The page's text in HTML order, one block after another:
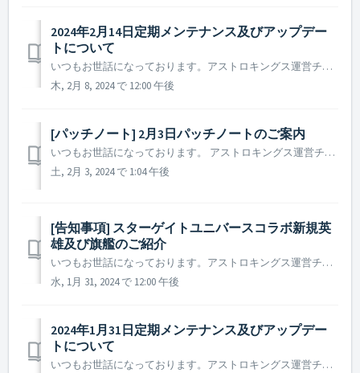
2024年2月14日定期メンテナンス及びアップデー
トについて
いつもお世話になっております。アストロキングス運営チームです。 2024年2月14日に実施予定の定期メンテナンス及びアップデートについてご案内いたします。 ※ 本告知は事前告知であり、諸事情により一部内容が変更となる場合がございます。その際は改めてご案内させていただく予定です。 ...
木, 2月 8, 2024 で 12:00 午後
[パッチノート] 2月3日パッチノートのご案内
いつもお世話になっております。 アストロキングス運営チームです。 本日(2024年2月3日)実施されたパッチノートについてご案内いたします。 ▶️ 2024年2月3日パッチ―ノートのご案内 - 長官、次官を任命時、一部のバフスキルが重複する現象を修正しました。 ※ 参考事項 ...
土, 2月 3, 2024 で 1:04 午後
[告知事項] スターゲイトユニバースコラボ新規英
雄及び旗艦のご紹介
いつもお世話になっております。アストロキングス運営チームです。 スターゲイトユニバースの英雄がデスティニーに乗ってアストロキングスの銀河系にやってきました。 新たに登場する英雄と旗艦についての理解の一助として、スターゲイトユニバースコラボの新規旗艦及び英雄の説明を準備いたしました。 ...
水, 1月 31, 2024 で 12:00 午後
2024年1月31日定期メンテナンス及びアップデー
トについて
いつもお世話になっております。アストロキングス運営チームです。 2024年1月31日に実施予定の定期メンテナンス及びアップデートについてご案内いたします。 ※ 本告知は事前告知であり、諸事情により一部内容が変更となる場合がございます。その際は改めてご案内させていただく予定です。 ...